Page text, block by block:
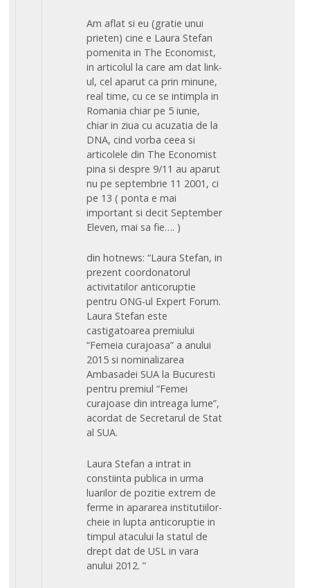
Am aflat si eu (gratie unui
prieten) cine e Laura Stefan
pomenita in The Economist,
in articolul la care am dat link-
ul, cel aparut ca prin minune,
real time, cu ce se intimpla in
Romania chiar pe 5 iunie,
chiar in ziua cu acuzatia de la
DNA, cind vorba ceea si
articolele din The Economist
pina si despre 9/11 au aparut
nu pe septembrie 11 2001, ci
pe 13 ( ponta e mai
important si decit September
Eleven, mai sa fie…. )
din hotnews: “Laura Stefan, in
prezent coordonatorul
activitatilor anticoruptie
pentru ONG-ul Expert Forum.
Laura Stefan este
castigatoarea premiului
“Femeia curajoasa” a anului
2015 si nominalizarea
Ambasadei SUA la Bucuresti
pentru premiul “Femei
curajoase din intreaga lume”,
acordat de Secretarul de Stat
al SUA.
Laura Stefan a intrat in
constiinta publica in urma
luarilor de pozitie extrem de
ferme in apararea institutiilor-
cheie in lupta anticoruptie in
timpul atacului la statul de
drept dat de USL in vara
anului 2012. ”